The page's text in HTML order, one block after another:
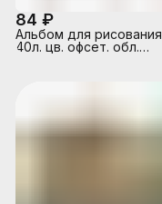
84 ₽
Альбом для рисования
40л. цв. офсет. обл.